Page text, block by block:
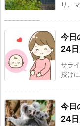
り、
今日
24日
サラ
授け
今日
24日